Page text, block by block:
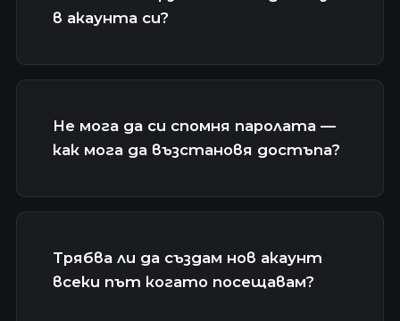
в акаунта си?
Не мога да си спомня паролата —
как мога да възстановя достъпа?
Трябва ли да създам нов акаунт
всеки път когато посещавам?